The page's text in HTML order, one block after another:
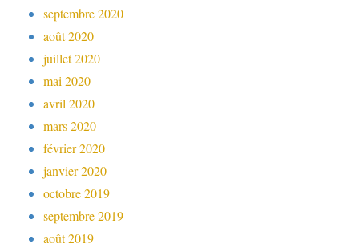
septembre 2020
août 2020
juillet 2020
mai 2020
avril 2020
mars 2020
février 2020
janvier 2020
octobre 2019
septembre 2019
août 2019